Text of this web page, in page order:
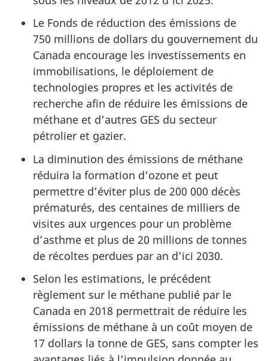
Le Fonds de réduction des émissions de
750 millions de dollars du gouvernement du
Canada encourage les investissements en
immobilisations, le déploiement de
technologies propres et les activités de
recherche afin de réduire les émissions de
méthane et d’autres GES du secteur
pétrolier et gazier.
La diminution des émissions de méthane
réduira la formation d’ozone et peut
permettre d’éviter plus de 200 000 décès
prématurés, des centaines de milliers de
visites aux urgences pour un problème
d’asthme et plus de 20 millions de tonnes
de récoltes perdues par an d’ici 2030.
Selon les estimations, le précédent
règlement sur le méthane publié par le
Canada en 2018 permettrait de réduire les
émissions de méthane à un coût moyen de
17 dollars la tonne de GES, sans compter les